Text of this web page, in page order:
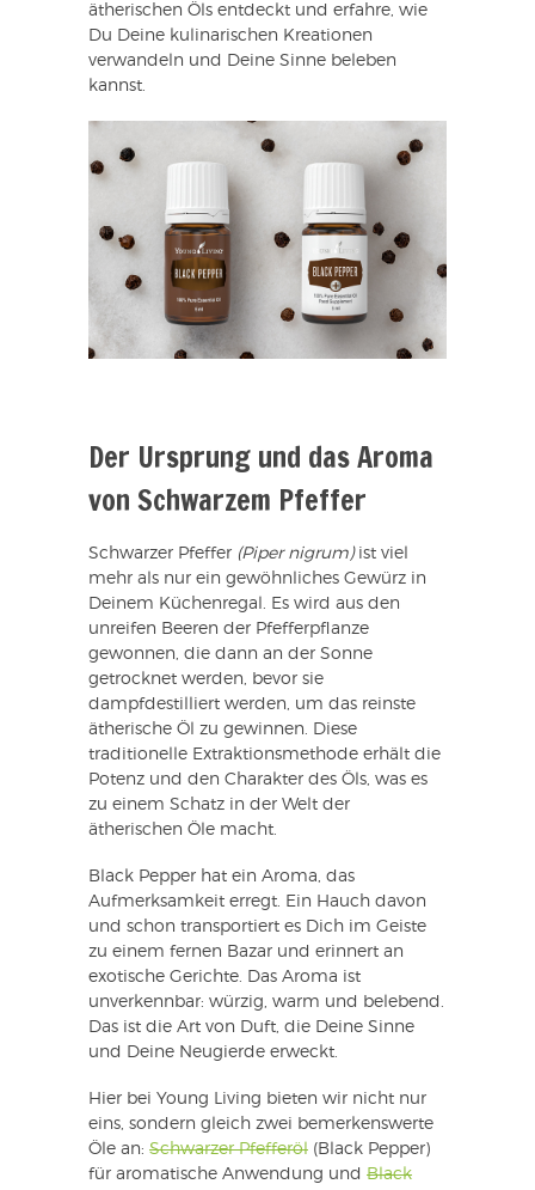
ätherischen Öls entdeckt und erfahre, wie
Du Deine kulinarischen Kreationen
verwandeln und Deine Sinne beleben
kannst.
Der Ursprung und das Aroma
von Schwarzem Pfeffer
Schwarzer Pfeffer (Piper nigrum)ist viel
mehr als nur ein gewöhnliches Gewürz in
Deinem Küchenregal. Es wird aus den
unreifen Beeren der Pfefferpflanze
gewonnen, die dann an der Sonne
getrocknet werden, bevor sie
dampfdestilliert werden, um das reinste
ätherische Öl zu gewinnen. Diese
traditionelle Extraktionsmethode erhält die
Potenz und den Charakter des Öls, was es
zu einem Schatz in der Welt der
ätherischen Öle macht.
Black Pepper hat ein Aroma, das
Aufmerksamkeit erregt. Ein Hauch davon
und schon transportiert es Dich im Geiste
zu einem fernen Bazar und erinnert an
exotische Gerichte. Das Aroma ist
unverkennbar: würzig, warm und belebend.
Das ist die Art von Duft, die Deine Sinne
und Deine Neugierde erweckt.
Hier bei Young Living bieten wir nicht nur
eins, sondern gleich zwei bemerkenswerte
Öle an: Schwarzer Pfefferöl (Black Pepper)
für aromatische Anwendung und Black